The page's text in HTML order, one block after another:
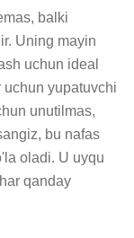
balki
Uning mayin
uchun ideal
yupatuvchi
unutilmas,
bu nafas
oladi. U uyqu
qanday